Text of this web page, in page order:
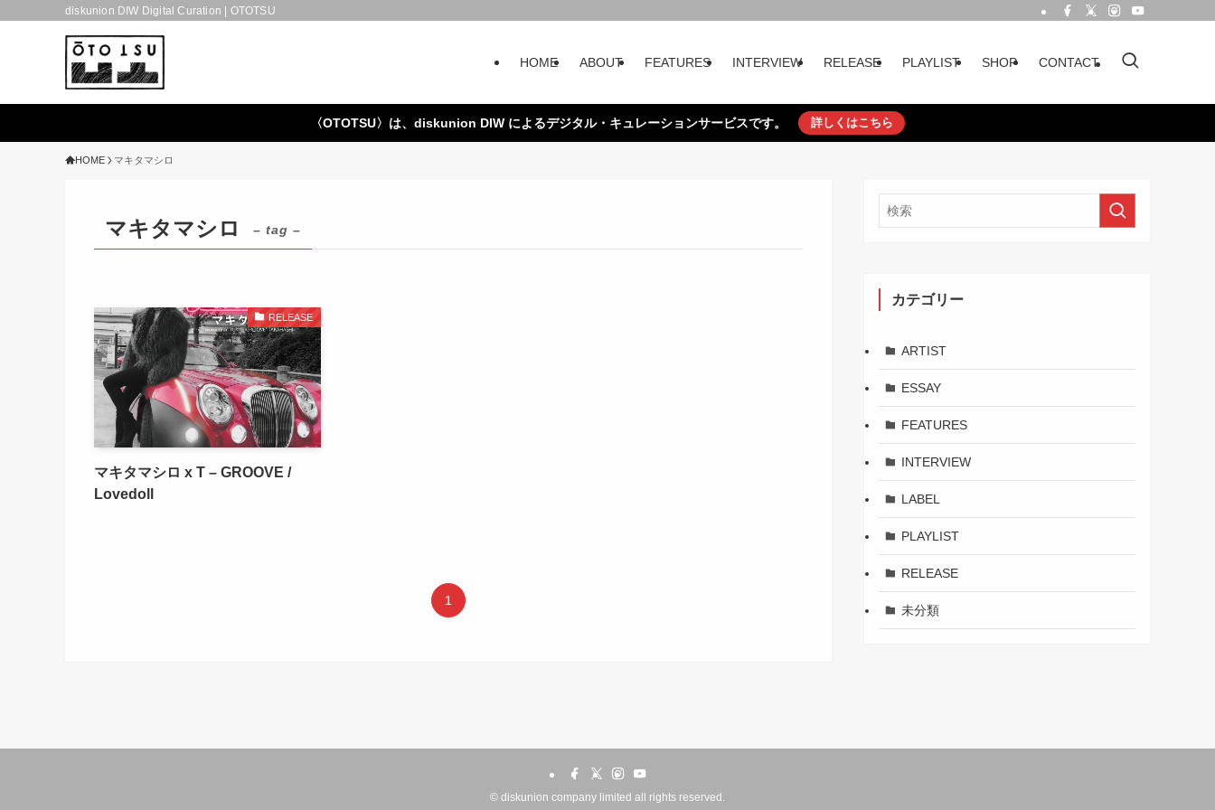
diskunion DIW Digital Curation | OTOTSU
HOME ABOUT FEATURES INTERVIEW RELEASE PLAYLIST SHOP CONTACT
〈OTOTSU〉は、diskunion DIW によるデジタル・キュレーションサービスです。 詳しくはこちら
HOME マキタマシロ
マキタマシロ – tag –
RELEASE
マキタマシロ x T – GROOVE /
Lovedoll
1
カテゴリー
ARTIST
ESSAY
FEATURES
INTERVIEW
LABEL
PLAYLIST
RELEASE
未分類
© diskunion company limited all rights reserved.